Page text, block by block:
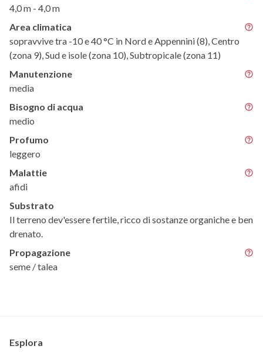
4,0 m - 4,0 m
Area climatica
sopravvive tra -10 e 40 °C in Nord e Appennini (8), Centro
(zona 9), Sud e isole (zona 10), Subtropicale (zona 11)
Manutenzione
media
Bisogno di acqua
medio
Profumo
leggero
Malattie
afidi
Substrato
Il terreno dev'essere fertile, ricco di sostanze organiche e ben
drenato.
Propagazione
seme / talea
Esplora